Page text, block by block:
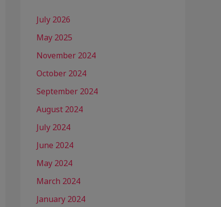
July 2026
May 2025
November 2024
October 2024
September 2024
August 2024
July 2024
June 2024
May 2024
March 2024
January 2024